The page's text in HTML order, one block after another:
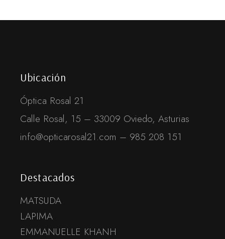
Ubicación
Óptica Rosal 21
Calle Rosal, 15 – 33009 Oviedo, Asturias
info@opticarosal21.com – 985 208 151
Destacados
MATSUDA
LAPIMA
EMMANUELLE KHANH